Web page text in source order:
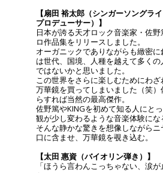
【扇田 裕太郎（シンガーソングラ
プロデューサー）】
日本が誇る天才ロック音楽家・佐
ロ作品集をリリースしました。
オーガニックでありながらも緻密
は世代、国境、人種を越えて多く
ではないかと思いました。
この世界をさらに楽しむためにわ
万華鏡を買ってしまいました（笑
らすれば当然の最高傑作。
佐野篤やKINGを初めて知る人にと
観が少し変わるような音楽体験にな
そんな静かな驚きを想像しながら
口に含ませ、万華鏡を覗き込む。
【太田 惠資（バイオリン弾き）】
「ほうら言わんこっちゃない、涙